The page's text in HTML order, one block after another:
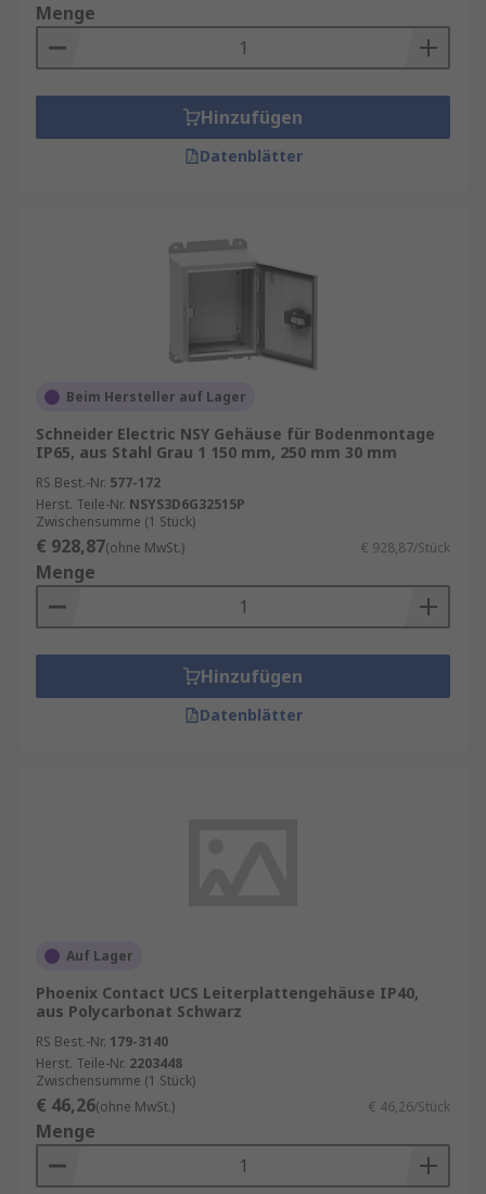
Menge
Hinzufügen
Datenblätter
Beim Hersteller auf Lager
Schneider Electric NSY Gehäuse für Bodenmontage
IP65, aus Stahl Grau 1 150 mm, 250 mm 30 mm
RS Best.-Nr. 577-172
Herst. Teile-Nr. NSYS3D6G32515P
Zwischensumme (1 Stück)
€ 928,87(ohne MwSt.) € 928,87/Stück
Menge
Hinzufügen
Datenblätter
Auf Lager
Phoenix Contact UCS Leiterplattengehäuse IP40,
aus Polycarbonat Schwarz
RS Best.-Nr. 179-3140
Herst. Teile-Nr. 2203448
Zwischensumme (1 Stück)
€ 46,26(ohne MwSt.) € 46,26/Stück
Menge